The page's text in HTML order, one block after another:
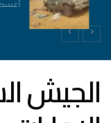
أغسطس 4,
الجيش